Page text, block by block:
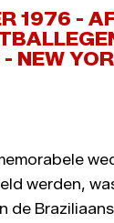
1976 -
NEW
werden,
de